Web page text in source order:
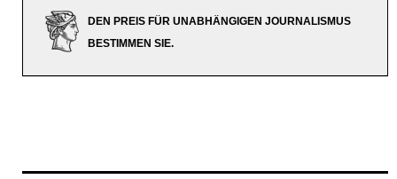
DEN PREIS FÜR UNABHÄNGIGEN JOURNALISMUS
BESTIMMEN SIE.